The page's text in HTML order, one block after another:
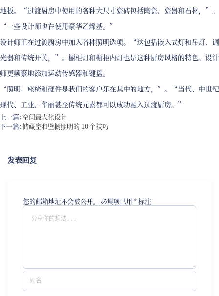
地板。“过渡厨房中使用的各种大尺寸瓷砖包括陶瓷、瓷器和石材，”。
“一些设计师也在使用豪华乙烯基。”
设计师正在过渡厨房中加入各种照明选项。“这包括嵌入式灯和吊灯、调
光器和传统开关，”。橱柜灯和橱柜内灯也是这种厨房风格的特色。设计
师更频繁地添加运动传感器和键盘。
“照明、座椅和硬件是我们的客户乐在其中的地方，”。“当代、中世纪
现代、工业、华丽甚至传统元素都可以成功融入过渡厨房。”
上一篇: 空间最大化设计
下一篇: 储藏室和壁橱照明的 10 个技巧
发表回复
您的邮箱地址不会被公开。 必填项已用 *标注